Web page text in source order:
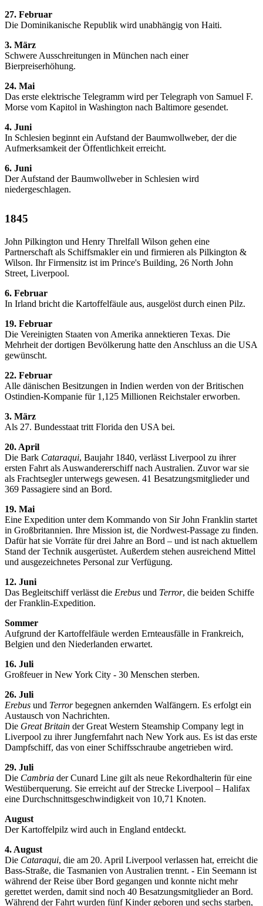
27. Februar
Die Dominikanische Republik wird unabhängig von Haiti.
3. März
Schwere Ausschreitungen in München nach einer
Bierpreiserhöhung.
24. Mai
Das erste elektrische Telegramm wird per Telegraph von Samuel F.
Morse vom Kapitol in Washington nach Baltimore gesendet.
4. Juni
In Schlesien beginnt ein Aufstand der Baumwollweber, der die
Aufmerksamkeit der Öffentlichkeit erreicht.
6. Juni
Der Aufstand der Baumwollweber in Schlesien wird
niedergeschlagen.
1845
John Pilkington und Henry Threlfall Wilson gehen eine
Partnerschaft als Schiffsmakler ein und firmieren als Pilkington &
Wilson. Ihr Firmensitz ist im Prince's Building, 26 North John
Street, Liverpool.
6. Februar
In Irland bricht die Kartoffelfäule aus, ausgelöst durch einen Pilz.
19. Februar
Die Vereinigten Staaten von Amerika annektieren Texas. Die
Mehrheit der dortigen Bevölkerung hatte den Anschluss an die USA
gewünscht.
22. Februar
Alle dänischen Besitzungen in Indien werden von der Britischen
Ostindien-Kompanie für 1,125 Millionen Reichstaler erworben.
3. März
Als 27. Bundesstaat tritt Florida den USA bei.
20. April
Die Bark Cataraqui, Baujahr 1840, verlässt Liverpool zu ihrer
ersten Fahrt als Auswandererschiff nach Australien. Zuvor war sie
als Frachtsegler unterwegs gewesen. 41 Besatzungsmitglieder und
369 Passagiere sind an Bord.
19. Mai
Eine Expedition unter dem Kommando von Sir John Franklin startet
in Großbritannien. Ihre Mission ist, die Nordwest-Passage zu finden.
Dafür hat sie Vorräte für drei Jahre an Bord – und ist nach aktuellem
Stand der Technik ausgerüstet. Außerdem stehen ausreichend Mittel
und ausgezeichnetes Personal zur Verfügung.
12. Juni
Das Begleitschiff verlässt die Erebus und Terror, die beiden Schiffe
der Franklin-Expedition.
Sommer
Aufgrund der Kartoffelfäule werden Ernteausfälle in Frankreich,
Belgien und den Niederlanden erwartet.
16. Juli
Großfeuer in New York City - 30 Menschen sterben.
26. Juli
Erebus und Terrorbegegnen ankernden Walfängern. Es erfolgt ein
Austausch von Nachrichten.
Die Great Britain der Great Western Steamship Company legt in
Liverpool zu ihrer Jungfernfahrt nach New York aus. Es ist das erste
Dampfschiff, das von einer Schiffsschraube angetrieben wird.
29. Juli
Die Cambria der Cunard Line gilt als neue Rekordhalterin für eine
Westüberquerung. Sie erreicht auf der Strecke Liverpool – Halifax
eine Durchschnittsgeschwindigkeit von 10,71 Knoten.
August
Der Kartoffelpilz wird auch in England entdeckt.
4. August
Die Cataraqui, die am 20. April Liverpool verlassen hat, erreicht die
Bass-Straße, die Tasmanien von Australien trennt. - Ein Seemann ist
während der Reise über Bord gegangen und konnte nicht mehr
gerettet werden, damit sind noch 40 Besatzungsmitglieder an Bord.
Während der Fahrt wurden fünf Kinder geboren und sechs starben,